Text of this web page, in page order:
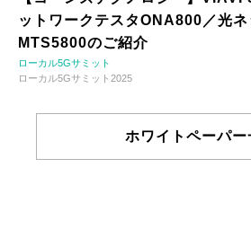
ットワークテスタONA800／光
MTS5800のご紹介
ローカル5Gサミット
ローカル5Gサミット2025
ホワイトペーパー